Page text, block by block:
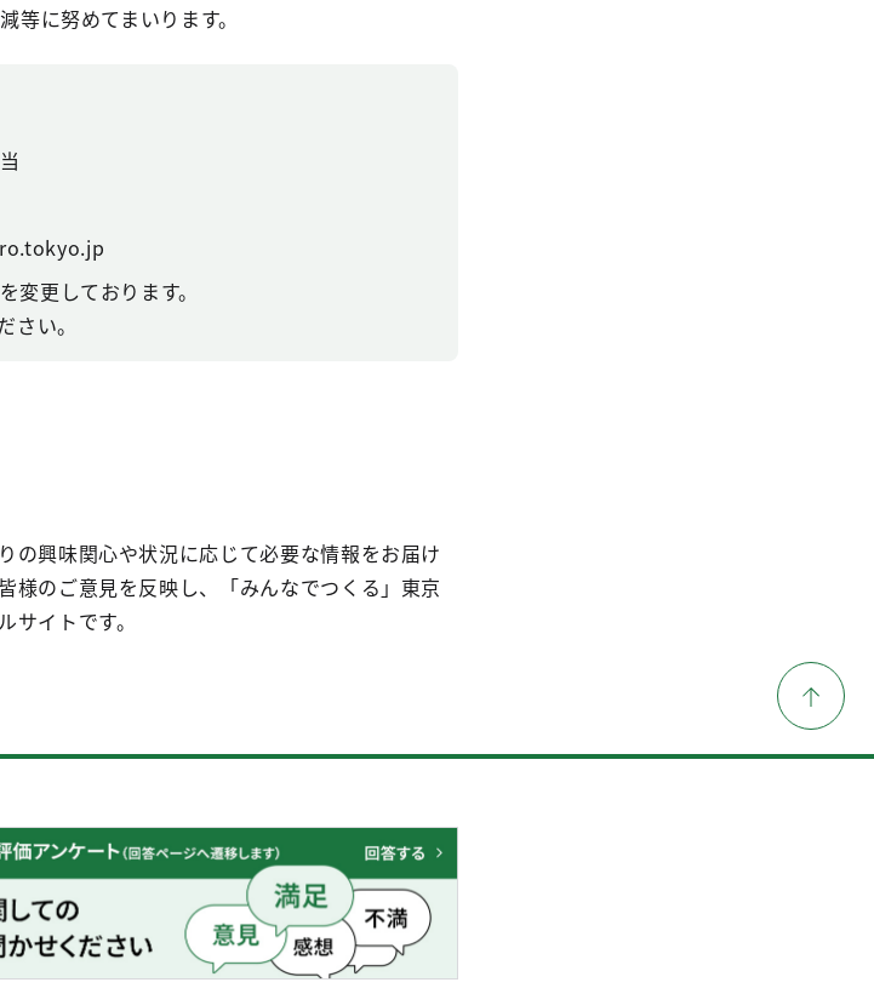
に努めてまいります。
更しております。
い。
の興味関心や状況に応じて必要な情報をお届け
様のご意見を反映し、「みんなでつくる」東京
サイトです。